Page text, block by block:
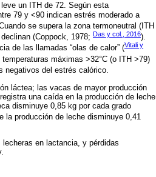
un ITH de 72. Según esta
79 y <90 indican estrés moderado a
se supera la zona termoneutral (ITH
(Coppock, 1978; Das y col., 2016).
de las llamadas “olas de calor” (Vitali y
máximas >32°C (o ITH >79)
negativos del estrés calórico.
láctea; las vacas de mayor producción
una caída en la producción de leche
disminuye 0,85 kg por cada grado
la producción de leche disminuye 0,41
en lactancia, y pérdidas